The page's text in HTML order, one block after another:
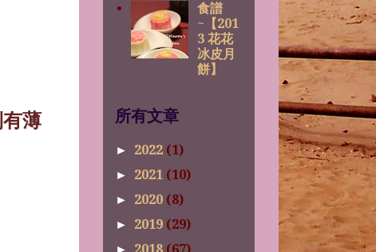
薄
食譜
~【201
3 花花
冰皮月
餅】
所有文章
► 2022 (1)
► 2021 (10)
► 2020 (8)
► 2019 (29)